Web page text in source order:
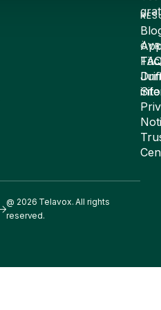
@ 2026 Telavox. All rights
reserved.